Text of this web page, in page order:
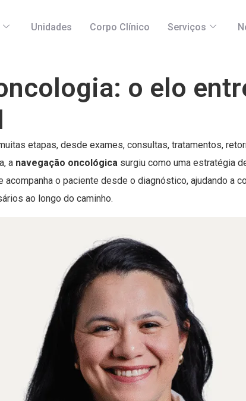
Unidades Corpo Clínico Serviços
o elo
etapas, desde exames, consultas, tratamentos,
a navegação oncológica surgiu como uma estratégia
acompanha o paciente desde o diagnóstico, ajudando a
ao longo do caminho.